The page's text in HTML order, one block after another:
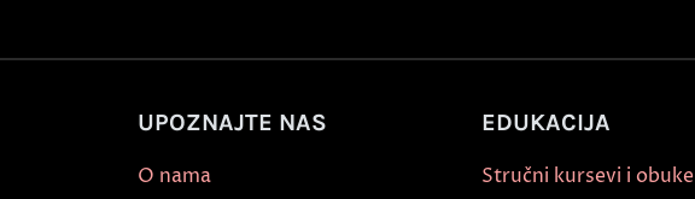
UPOZNAJTE NAS
O nama
EDUKACIJA
Stručni kursevi i obuke